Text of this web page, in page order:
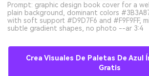
Prompt: graphic design book cover for a
plain background, dominant colors
with soft support #D9D7F6 and #F9F9FF,
subtle gradient shapes, no photo --ar 3:4
Crea Visuales De Paletas De Azul
Gratis